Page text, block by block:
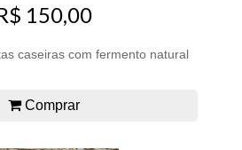
150,00
caseiras com fermento natural
Comprar